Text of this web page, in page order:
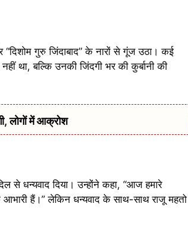
“दिशोम गुरु जिंदाबाद” के नारों से गूंज उठा। कई
था, बल्कि उनकी जिंदगी भर की कुर्बानी की
लोगों में आक्रोश
से धन्यवाद दिया। उन्होंने कहा, “आज हमारे
हैं।” लेकिन धन्यवाद के साथ-साथ राजू महतो